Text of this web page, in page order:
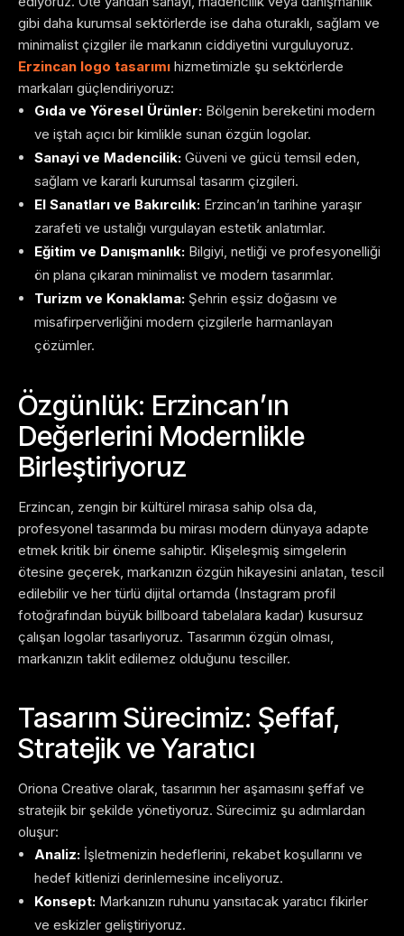
gibi daha kurumsal sektörlerde ise daha oturaklı, sağlam ve
minimalist çizgiler ile markanın ciddiyetini vurguluyoruz.
Erzincan logo tasarımı hizmetimizle şu sektörlerde
markaları güçlendiriyoruz:
Gıda ve Yöresel Ürünler: Bölgenin bereketini modern
ve iştah açıcı bir kimlikle sunan özgün logolar.
Sanayi ve Madencilik: Güveni ve gücü temsil eden,
sağlam ve kararlı kurumsal tasarım çizgileri.
El Sanatları ve Bakırcılık: Erzincan’ın tarihine yaraşır
zarafeti ve ustalığı vurgulayan estetik anlatımlar.
Eğitim ve Danışmanlık: Bilgiyi, netliği ve profesyonelliği
ön plana çıkaran minimalist ve modern tasarımlar.
Turizm ve Konaklama: Şehrin eşsiz doğasını ve
misafirperverliğini modern çizgilerle harmanlayan
çözümler.
Özgünlük: Erzincan’ın
Değerlerini Modernlikle
Birleştiriyoruz
Erzincan, zengin bir kültürel mirasa sahip olsa da,
profesyonel tasarımda bu mirası modern dünyaya adapte
etmek kritik bir öneme sahiptir. Klişeleşmiş simgelerin
ötesine geçerek, markanızın özgün hikayesini anlatan, tescil
edilebilir ve her türlü dijital ortamda (Instagram profil
fotoğrafından büyük billboard tabelalara kadar) kusursuz
çalışan logolar tasarlıyoruz. Tasarımın özgün olması,
markanızın taklit edilemez olduğunu tesciller.
Tasarım Sürecimiz: Şeffaf,
Stratejik ve Yaratıcı
Oriona Creative olarak, tasarımın her aşamasını şeffaf ve
stratejik bir şekilde yönetiyoruz. Sürecimiz şu adımlardan
oluşur:
Analiz: İşletmenizin hedeflerini, rekabet koşullarını ve
hedef kitlenizi derinlemesine inceliyoruz.
Konsept: Markanızın ruhunu yansıtacak yaratıcı fikirler
ve eskizler geliştiriyoruz.